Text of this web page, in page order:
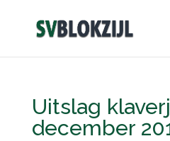
Uitslag
december